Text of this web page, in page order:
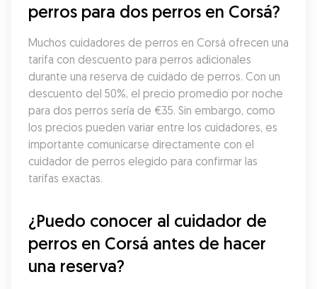
perros para dos perros en Corsá?
Muchos cuidadores de perros en Corsá ofrecen una
tarifa con descuento para perros adicionales
durante una reserva de cuidado de perros. Con un
descuento del 50%, el precio promedio por noche
para dos perros sería de €35. Sin embargo, como
los precios pueden variar entre los cuidadores, es
importante comunicarse directamente con el
cuidador de perros elegido para confirmar las
tarifas exactas.
¿Puedo conocer al cuidador de
perros en Corsá antes de hacer
una reserva?